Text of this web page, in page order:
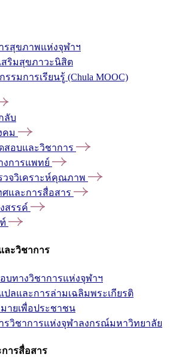
รสุขภาพแห่งจุฬาฯ
สริมสุขภาวะนิสิต
รมการเรียนรู้ (Chula MOOC)
ลับ
คม
สอบและวิชาการ
งการแพทย์
วจวิเคราะห์คุณภาพ
ศและการสื่อสาร
สรรค์
ละวิชาการ
บทางวิชาการแห่งจุฬาฯ
ปลและการล่ามเฉลิมพระเกียรติ
ายเพื่อประชาชน
รวิชาการแห่งจุฬาลงกรณ์มหาวิทยาลัย
ารสื่อสาร